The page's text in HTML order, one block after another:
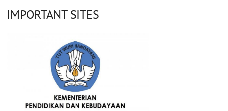
IMPORTANT SITES